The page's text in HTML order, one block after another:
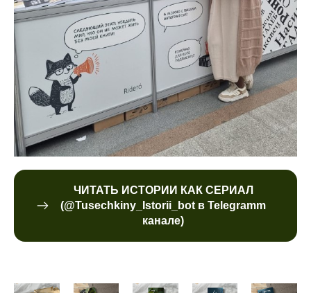
ЧИТАТЬ ИСТОРИИ КАК СЕРИАЛ
(@Tusechkiny_Istorii_bot в Telegramm
канале)